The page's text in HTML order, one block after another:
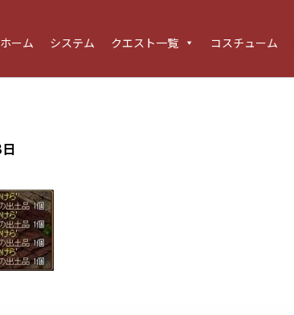
ホーム システム クエスト一覧 コスチューム